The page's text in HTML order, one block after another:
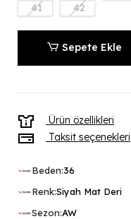
41
42
Sepete Ekle
Ürün özellikleri
Taksit seçenekleri
Beden:36
Renk:Siyah Mat Deri
Sezon:AW